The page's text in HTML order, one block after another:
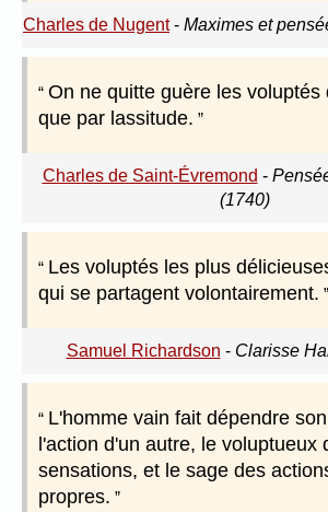
Charles de Nugent- Maximes et
On ne quitte guère les voluptés
que par lassitude.
Charles de Saint-Évremond -
(1740)
Les voluptés les plus
qui se partagent volontairement.
Samuel Richardson - Clarisse
L'homme vain fait dépendre
l'action d'un autre, le voluptueux
sensations, et le sage des
propres.